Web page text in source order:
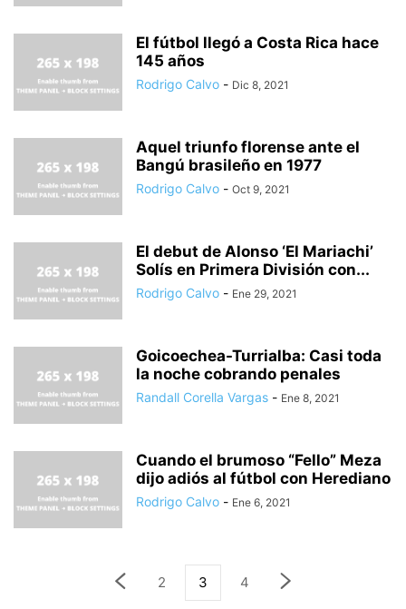
El fútbol llegó a Costa Rica hace
145 años
Rodrigo Calvo - Dic 8, 2021
Aquel triunfo florense ante el
Bangú brasileño en 1977
Rodrigo Calvo - Oct 9, 2021
El debut de Alonso ‘El Mariachi’
Solís en Primera División con...
Rodrigo Calvo - Ene 29, 2021
Goicoechea-Turrialba: Casi toda
la noche cobrando penales
Randall Corella Vargas - Ene 8, 2021
Cuando el brumoso “Fello” Meza
dijo adiós al fútbol con Herediano
Rodrigo Calvo - Ene 6, 2021
2 3 4